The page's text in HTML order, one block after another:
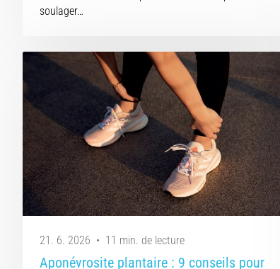
soulager…
21. 6. 2026 • 11 min. de lecture
Aponévrosite plantaire : 9 conseils pour